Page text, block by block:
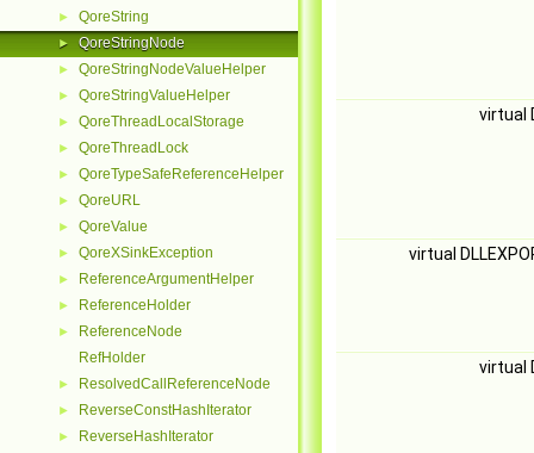
► QoreString
► QoreStringNode
► QoreStringNodeValueHelper
► QoreStringValueHelper
► QoreThreadLocalStorage
► QoreThreadLock
► QoreTypeSafeReferenceHelper
► QoreURL
► QoreValue
► QoreXSinkException
► ReferenceArgumentHelper
► ReferenceHolder
►
ReferenceNode
RefHolder
► ResolvedCallReferenceNode
► ReverseConstHashIterator
►
ReverseHashIterator
virtual
virtual
virtual